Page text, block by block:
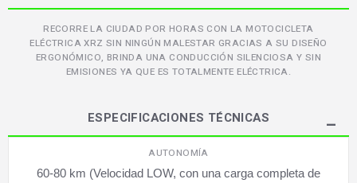
RECORRE LA CIUDAD POR HORAS CON LA MOTOCICLETA
ELÉCTRICA XRZ SIN NINGÚN MALESTAR GRACIAS A SU DISEÑO
ERGONÓMICO, BRINDA UNA CONDUCCIÓN SILENCIOSA Y SIN
EMISIONES YA QUE ES TOTALMENTE ELÉCTRICA.
ESPECIFICACIONES TÉCNICAS
AUTONOMÍA
60-80 km (Velocidad LOW, con una carga completa de